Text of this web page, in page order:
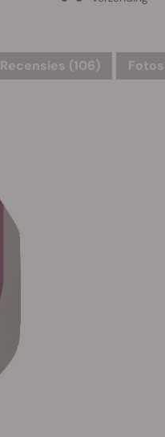
Recensies (106)